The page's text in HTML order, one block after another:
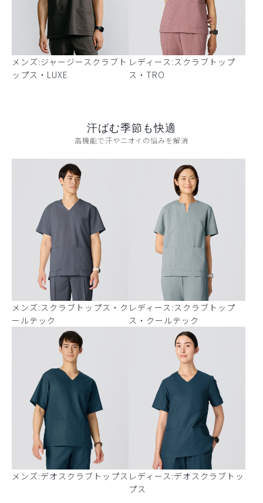
メンズ:ジャージースクラブト
ップス・LUXE
レディース:スクラブトップ
ス・TRO
汗ばむ季節も快適
高機能で汗やニオイの悩みを解消
メンズ:スクラブトップス・ク
ールテック
レディース:スクラブトップ
ス・クールテック
メンズ:デオスクラブトップス レディース:デオスクラブトッ
プス